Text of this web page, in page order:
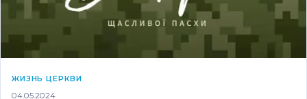
ЖИЗНЬ ЦЕРКВИ
04.05.2024